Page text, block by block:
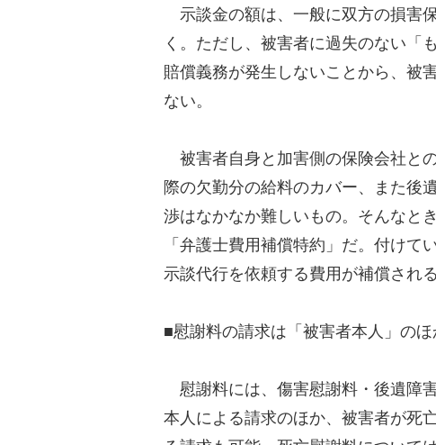
示談金の額は、一般に双方の損害
く。ただし、被害者に過失のない「
賠償義務が発生しないことから、被
ない。
被害者自身と加害側の保険会社と
際の欠勤分の給料のカバー、また後
渉はなかなか難しいもの。そんなと
「弁護士費用補償特約」だ。付け
示談代行を依頼する費用が補償され
■慰謝料の請求は「被害者本人」の
慰謝料には、傷害慰謝料・後遺障
本人による請求のほか、被害者が死